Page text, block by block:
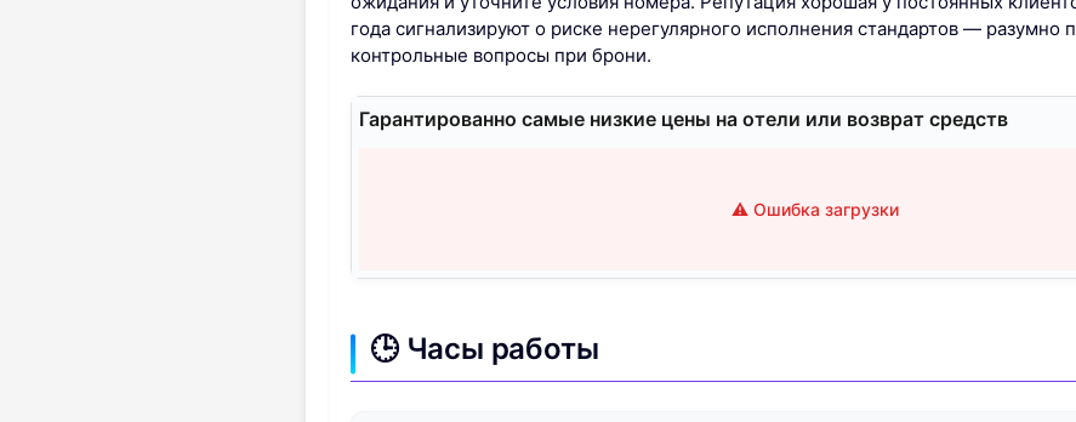
года сигнализируют о риске нерегулярного исполнения стандартов — разумно
контрольные вопросы при брони.
Гарантированно самые низкие цены на отели или возврат средств
⚠️ Ошибка загрузки
🕒 Часы работы